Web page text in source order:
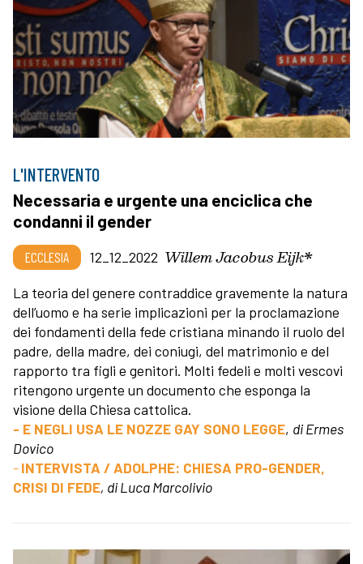
L'INTERVENTO
Necessaria e urgente una enciclica che
condanni il gender
ECCLESIA 12_12_2022 Willem Jacobus Eijk*
La teoria del genere contraddice gravemente la natura
dell’uomo e ha serie implicazioni per la proclamazione
dei fondamenti della fede cristiana minando il ruolo del
padre, della madre, dei coniugi, del matrimonio e del
rapporto tra figli e genitori. Molti fedeli e molti vescovi
ritengono urgente un documento che esponga la
visione della Chiesa cattolica.
- E NEGLI USA LE NOZZE GAY SONO LEGGE, di Ermes
Dovico
-INTERVISTA / ADOLPHE: CHIESA PRO-GENDER,
CRISI DI FEDE, di Luca Marcolivio